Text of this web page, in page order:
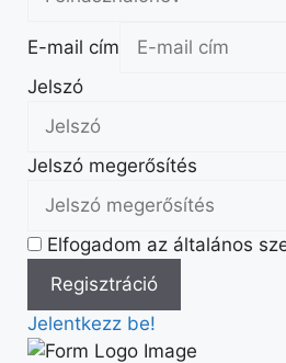
E-mail cím
Jelszó
Jelszó megerősítés
Elfogadom az általános
Jelentkezz be!